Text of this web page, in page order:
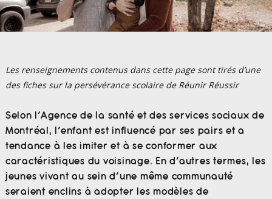
Les renseignements contenus dans cette page sont tirés d’une
des fiches sur la persévérance scolaire de Réunir Réussir
Selon l’Agence de la santé et des services sociaux de
Montréal, l’enfant est influencé par ses pairs et a
tendance à les imiter et à se conformer aux
caractéristiques du voisinage. En d’autres termes, les
jeunes vivant au sein d’une même communauté
seraient enclins à adopter les modèles de